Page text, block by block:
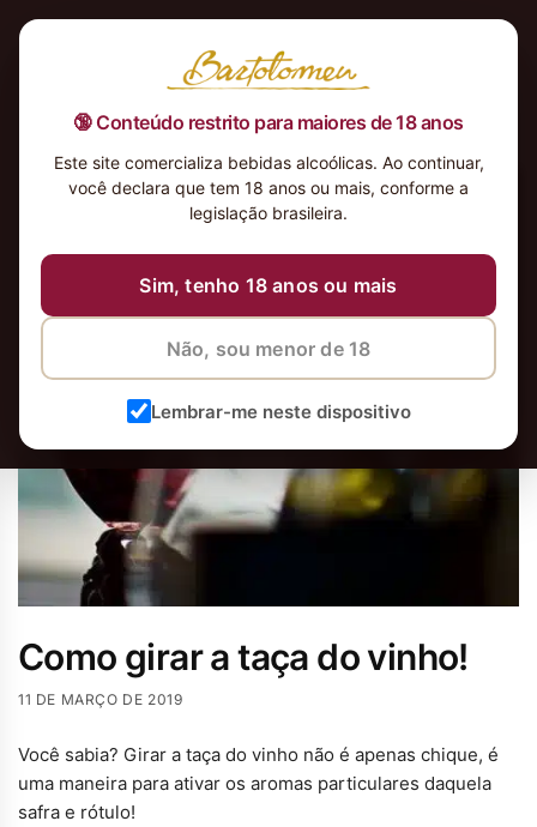
🔞 Conteúdo restrito para maiores de 18 anos
Este site comercializa bebidas alcoólicas. Ao continuar,
você declara que tem 18 anos ou mais, conforme a
legislação brasileira.
Sim, tenho 18 anos ou mais
Não, sou menor de 18
Lembrar-me neste dispositivo
Como girar a taça do vinho!
11 DE MARÇO DE 2019
Você sabia? Girar a taça do vinho não é apenas chique, é
uma maneira para ativar os aromas particulares daquela
safra e rótulo!